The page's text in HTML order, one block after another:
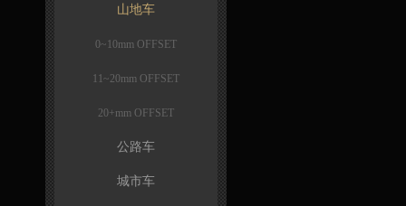
山地车
0~10mm OFFSET
11~20mm OFFSET
20+mm OFFSET
公路车
城市车